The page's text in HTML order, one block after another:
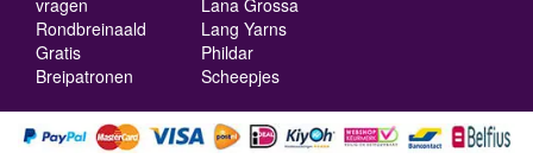
vragen
Rondbreinaald
Gratis
Breipatronen
Lana Grossa
Lang Yarns
Phildar
Scheepjes